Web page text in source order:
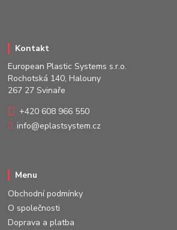
Kontakt
European Plastic Systems s.r.o.
Rochotská 140, Halouny
267 27 Svinaře
+420 608 966 550
info@eplastsystem.cz
Menu
Obchodní podmínky
O společnosti
Doprava a platba